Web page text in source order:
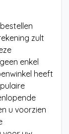
zult
enkel
heeft
u voorzien